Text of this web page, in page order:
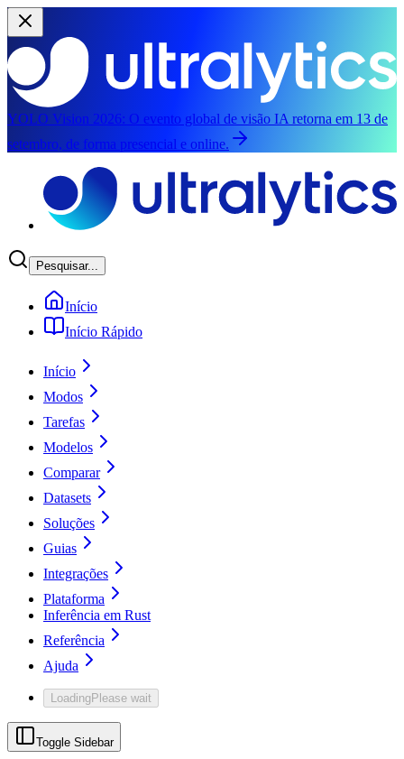
YOLO Vision 2026: O evento global de visão IA retorna em 13 de
setembro, de forma presencial e online.
Pesquisar...
Início
Início Rápido
Início
Modos
Tarefas
Modelos
Comparar
Datasets
Soluções
Guias
Integrações
Plataforma
Inferência em Rust
Referência
Ajuda
LoadingPlease wait
Toggle Sidebar